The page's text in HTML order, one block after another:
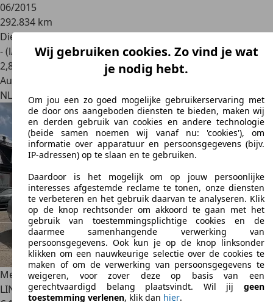
06/2015
292.834 km
Diesel
- (l/100 km)
2,8
Autobedrijf
NL 8281 PCGenemuiden
Mercedes-Benz E 220 220D AMG-
LINE/PANO/360CAM/AMBIANCE/PDC
Wij gebruiken cookies. Zo vind je wat
je nodig hebt.
Om jou een zo goed mogelijke gebruikerservaring met
de door ons aangeboden diensten te bieden, maken wij
en derden gebruik van cookies en andere technologie
(beide samen noemen wij vanaf nu: 'cookies'), om
informatie over apparatuur en persoonsgegevens (bijv.
IP-adressen) op te slaan en te gebruiken.
Daardoor is het mogelijk om op jouw persoonlijke
interesses afgestemde reclame te tonen, onze diensten
te verbeteren en het gebruik daarvan te analyseren. Klik
op de knop rechtsonder om akkoord te gaan met het
gebruik van toestemmingsplichtige cookies en de
daarmee samenhangende verwerking van
persoonsgegevens. Ook kun je op de knop linksonder
klikken om een nauwkeurige selectie over de cookies te
maken of om de verwerking van persoonsgegevens te
weigeren, voor zover deze op basis van een
gerechtvaardigd belang plaatsvindt. Wil jij geen
toestemming verlenen, klik dan hier.